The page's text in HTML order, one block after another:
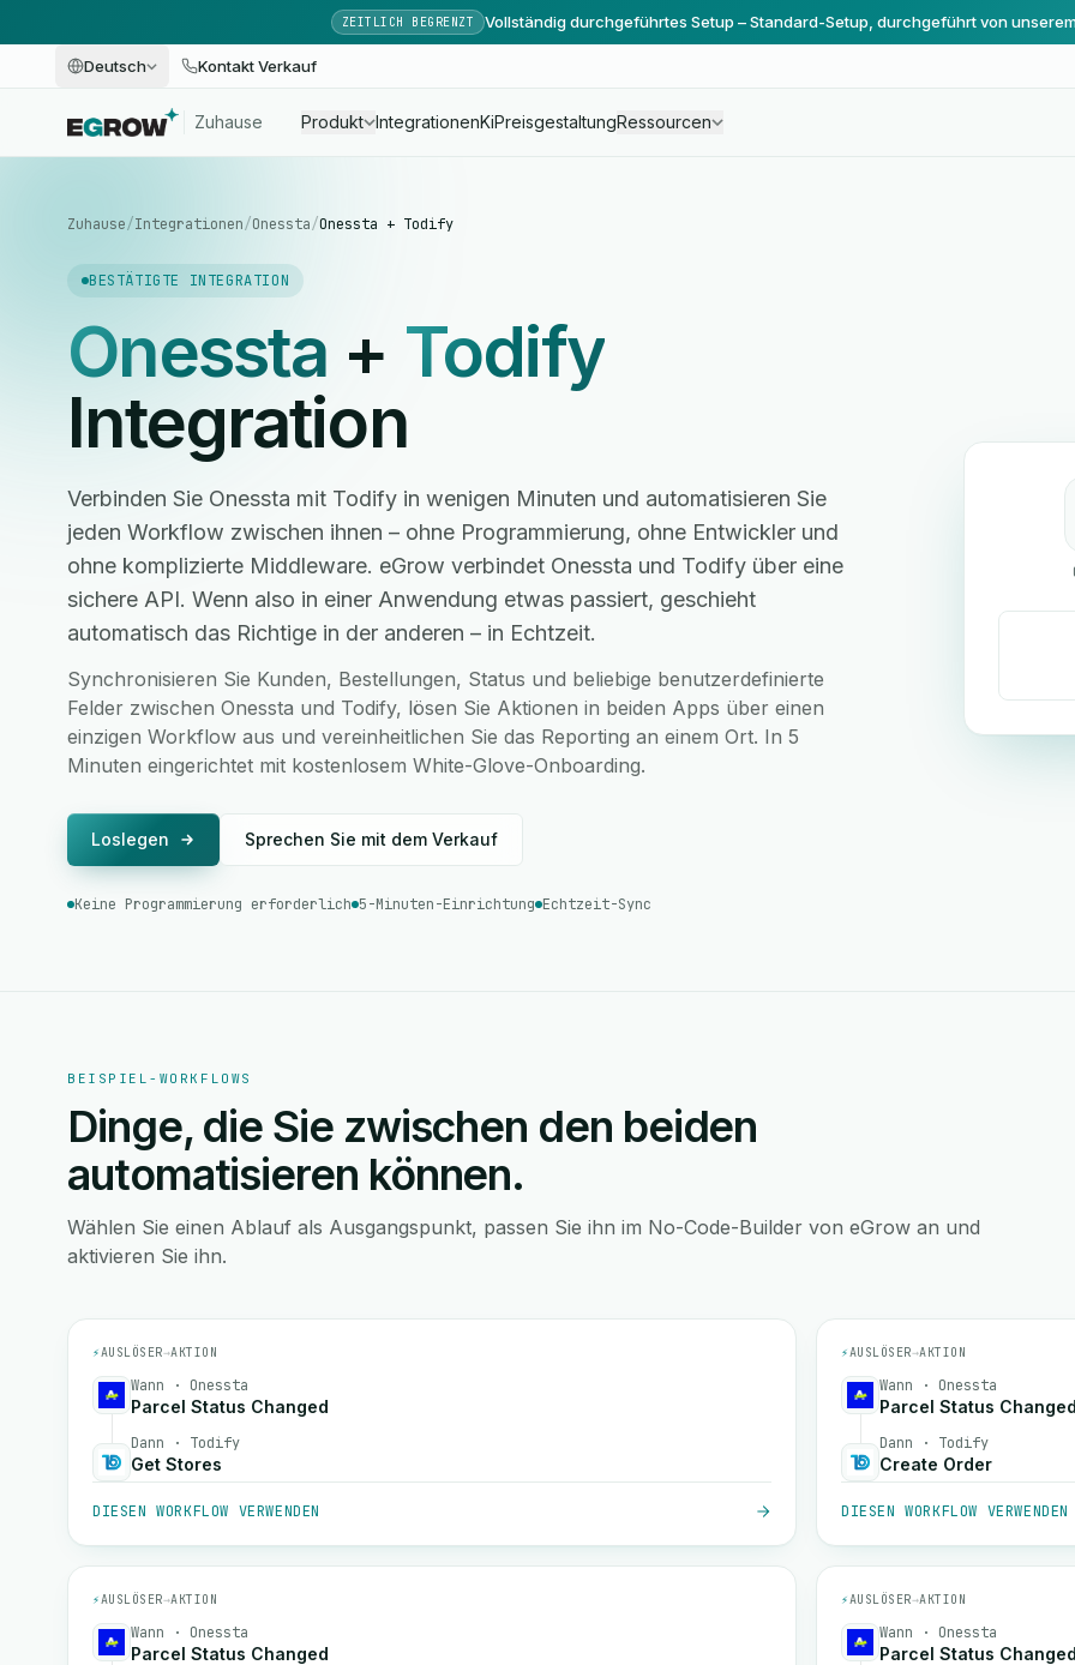
ZEITLICH BEGRENZT Vollständig durchgeführtes Setup – Standard-Setup, durchgeführt von
Deutsch Kontakt Verkauf
Zuhause Produkt IntegrationenKiPreisgestaltungRessourcen
Zuhause/Integrationen/Onessta/Onessta + Todify
BESTÄTIGTE INTEGRATION
Onessta + Todify
Integration
Verbinden Sie Onessta mit Todify in wenigen Minuten und automatisieren Sie
jeden Workflow zwischen ihnen – ohne Programmierung, ohne Entwickler und
ohne komplizierte Middleware. eGrow verbindet Onessta und Todify über eine
sichere API. Wenn also in einer Anwendung etwas passiert, geschieht
automatisch das Richtige in der anderen – in Echtzeit.
Synchronisieren Sie Kunden, Bestellungen, Status und beliebige benutzerdefinierte
Felder zwischen Onessta und Todify, lösen Sie Aktionen in beiden Apps über einen
einzigen Workflow aus und vereinheitlichen Sie das Reporting an einem Ort. In 5
Minuten eingerichtet mit kostenlosem White-Glove-Onboarding.
Loslegen Sprechen Sie mit dem Verkauf
Keine Programmierung erforderlich 5-Minuten-Einrichtung Echtzeit-Sync
BEISPIEL-WORKFLOWS
Dinge, die Sie zwischen den beiden
automatisieren können.
Wählen Sie einen Ablauf als Ausgangspunkt, passen Sie ihn im No-Code-Builder von eGrow an und
aktivieren Sie ihn.
⚡AUSLÖSER→AKTION
Wann · Onessta
Parcel Status Changed
Dann · Todify
Get Stores
DIESEN WORKFLOW VERWENDEN
⚡AUSLÖSER→AKTION
Wann · Onessta
Parcel Status
Dann · Todify
Create Order
DIESEN WORKFLOW VERWENDEN
⚡AUSLÖSER→AKTION
Wann · Onessta
Parcel Status Changed
⚡AUSLÖSER→AKTION
Wann · Onessta
Parcel Status